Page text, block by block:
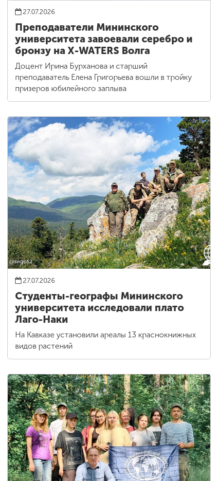
27.07.2026
Преподаватели Мининского
университета завоевали серебро и
бронзу на X-WATERS Волга
Доцент Ирина Бурханова и старший
преподаватель Елена Григорьева вошли в тройку
призеров юбилейного заплыва
27.07.2026
Студенты-географы Мининского
университета исследовали плато
Лаго-Наки
На Кавказе установили ареалы 13 краснокнижных
видов растений